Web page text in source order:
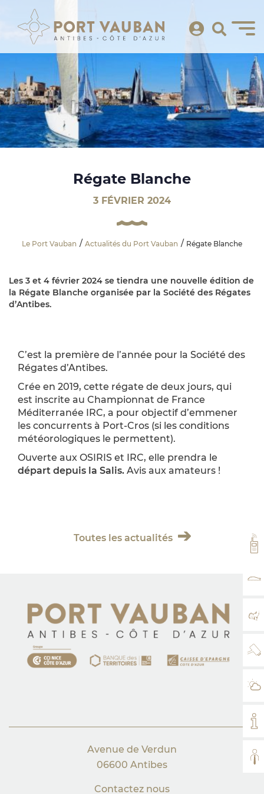
Régate Blanche
3 FÉVRIER 2024
Le Port Vauban Actualités du Port Vauban Régate Blanche
Les 3 et 4 février 2024 se tiendra une nouvelle édition de
la Régate Blanche organisée par la Société des Régates
d’Antibes.
C’est la première de l’année pour la Société des
Régates d’Antibes.
Crée en 2019, cette régate de deux jours, qui
est inscrite au Championnat de France
Méditerranée IRC, a pour objectif d’emmener
les concurrents à Port-Cros (si les conditions
météorologiques le permettent).
Ouverte aux OSIRIS et IRC, elle prendra le
départ depuis la Salis. Avis aux amateurs !
Toutes les actualités
Avenue de Verdun
06600 Antibes
Contactez nous